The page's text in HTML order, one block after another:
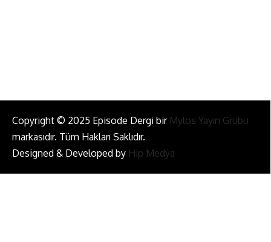
Copyright © 2025 Episode Dergi bir Mylos Yayın Grubu
markasıdır. Tüm Hakları Saklıdır.
Designed & Developed by Hip Medya